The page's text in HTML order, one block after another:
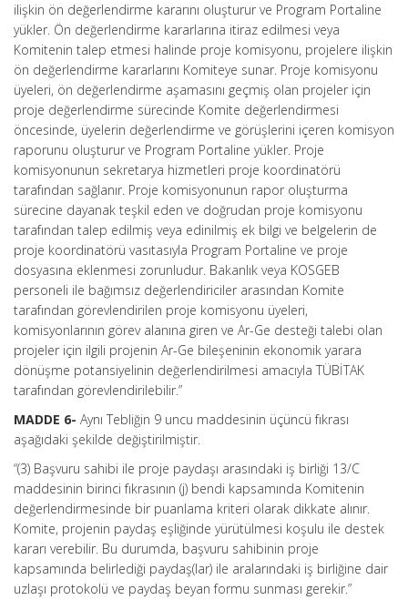
ilişkin ön değerlendirme kararını oluşturur ve Program Portaline
yükler. Ön değerlendirme kararlarına itiraz edilmesi veya
Komitenin talep etmesi halinde proje komisyonu, projelere ilişkin
ön değerlendirme kararlarını Komiteye sunar. Proje komisyonu
üyeleri, ön değerlendirme aşamasını geçmiş olan projeler için
proje değerlendirme sürecinde Komite değerlendirmesi
öncesinde, üyelerin değerlendirme ve görüşlerini içeren komisyon
raporunu oluşturur ve Program Portaline yükler. Proje
komisyonunun sekretarya hizmetleri proje koordinatörü
tarafından sağlanır. Proje komisyonunun rapor oluşturma
sürecine dayanak teşkil eden ve doğrudan proje komisyonu
tarafından talep edilmiş veya edinilmiş ek bilgi ve belgelerin de
proje koordinatörü vasıtasıyla Program Portaline ve proje
dosyasına eklenmesi zorunludur. Bakanlık veya KOSGEB
personeli ile bağımsız değerlendiriciler arasından Komite
tarafından görevlendirilen proje komisyonu üyeleri,
komisyonlarının görev alanına giren ve Ar-Ge desteği talebi olan
projeler için ilgili projenin Ar-Ge bileşeninin ekonomik yarara
dönüşme potansiyelinin değerlendirilmesi amacıyla TÜBİTAK
tarafından görevlendirilebilir.”
MADDE 6- Aynı Tebliğin 9 uncu maddesinin üçüncü fıkrası
aşağıdaki şekilde değiştirilmiştir.
“(3) Başvuru sahibi ile proje paydaşı arasındaki iş birliği 13/C
maddesinin birinci fıkrasının (j) bendi kapsamında Komitenin
değerlendirmesinde bir puanlama kriteri olarak dikkate alınır.
Komite, projenin paydaş eşliğinde yürütülmesi koşulu ile destek
kararı verebilir. Bu durumda, başvuru sahibinin proje
kapsamında belirlediği paydaş(lar) ile aralarındaki iş birliğine dair
uzlaşı protokolü ve paydaş beyan formu sunması gerekir.”